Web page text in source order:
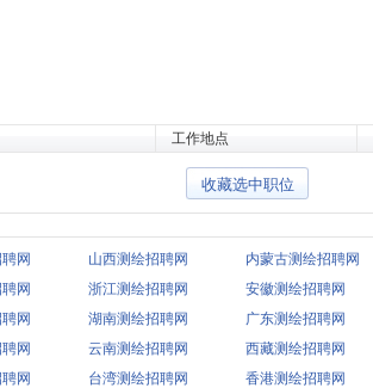
工作地点
网 山西测绘招聘网 内蒙古测绘招聘网
网 浙江测绘招聘网 安徽测绘招聘网
网 湖南测绘招聘网 广东测绘招聘网
网 云南测绘招聘网 西藏测绘招聘网
网 台湾测绘招聘网 香港测绘招聘网